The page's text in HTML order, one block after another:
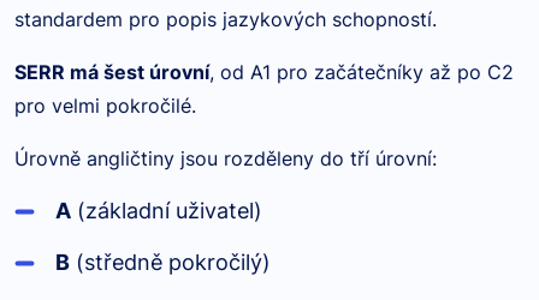
standardem pro popis jazykových schopností.
SERR má šest úrovní, od A1 pro začátečníky až po C2
pro velmi pokročilé.
Úrovně angličtiny jsou rozděleny do tří úrovní:
A (základní uživatel)
B (středně pokročilý)